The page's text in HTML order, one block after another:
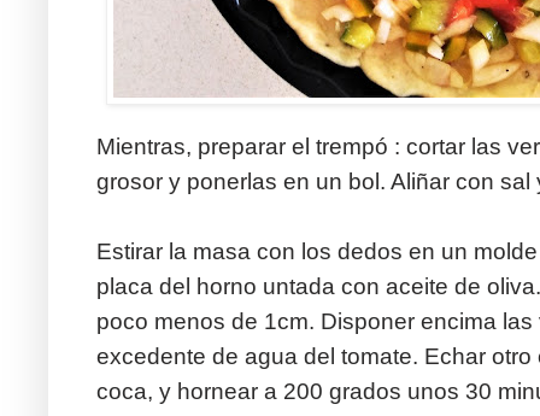
Mientras, preparar el trempó : cortar las
grosor y ponerlas en un bol. Aliñar con
Estirar la masa con los dedos en un
placa del horno untada con aceite de
poco menos de 1cm. Disponer encima
excedente de agua del tomate. Echar
coca, y hornear a 200 grados unos 30